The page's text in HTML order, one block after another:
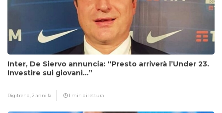
Inter, De Siervo annuncia: “Presto arriverà l’Under 23.
Investire sui giovani…”
Digitrend, 2 anni fa 1 min di lettura